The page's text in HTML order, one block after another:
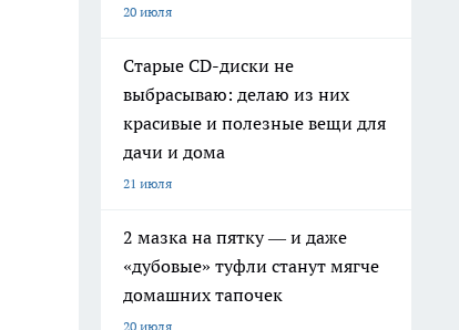
20 июля
Старые CD-диски не
выбрасываю: делаю из них
красивые и полезные вещи для
дачи и дома
21 июля
2 мазка на пятку — и даже
«дубовые» туфли станут мягче
домашних тапочек
20 июля